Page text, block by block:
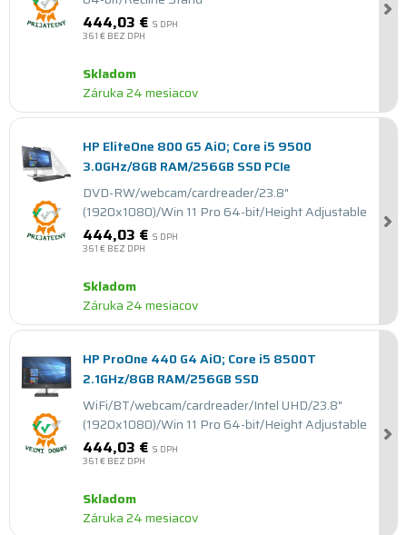
444,03 € S DPH
361 € BEZ DPH
Skladom
Záruka 24 mesiacov
HP EliteOne 800 G5 AiO; Core i5 9500
3.0GHz/8GB RAM/256GB SSD PCIe
DVD-RW/webcam/cardreader/23.8"
(1920x1080)/Win 11 Pro 64-bit/Height Adjustable
444,03 € S DPH
361 € BEZ DPH
Skladom
Záruka 24 mesiacov
HP ProOne 440 G4 AiO; Core i5 8500T
2.1GHz/8GB RAM/256GB SSD
WiFi/BT/webcam/cardreader/Intel UHD/23.8"
(1920x1080)/Win 11 Pro 64-bit/Height Adjustable
444,03 € S DPH
361 € BEZ DPH
Skladom
Záruka 24 mesiacov